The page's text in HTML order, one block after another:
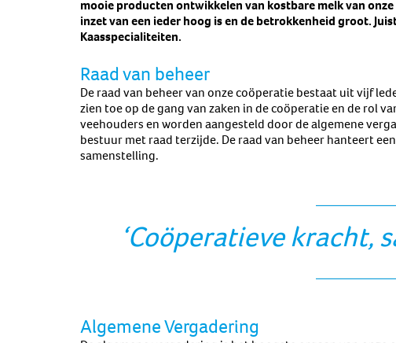
mooie producten ontwikkelen van kostbare melk van
inzet van een ieder hoog is en de betrokkenheid groot.
Kaasspecialiteiten.
Raad van beheer
De raad van beheer van onze coöperatie bestaat uit vijf
zien toe op de gang van zaken in de coöperatie en de rol
veehouders en worden aangesteld door de algemene
bestuur met raad terzijde. De raad van beheer hanteert een
samenstelling.
‘Coöperatieve kracht,
Algemene Vergadering